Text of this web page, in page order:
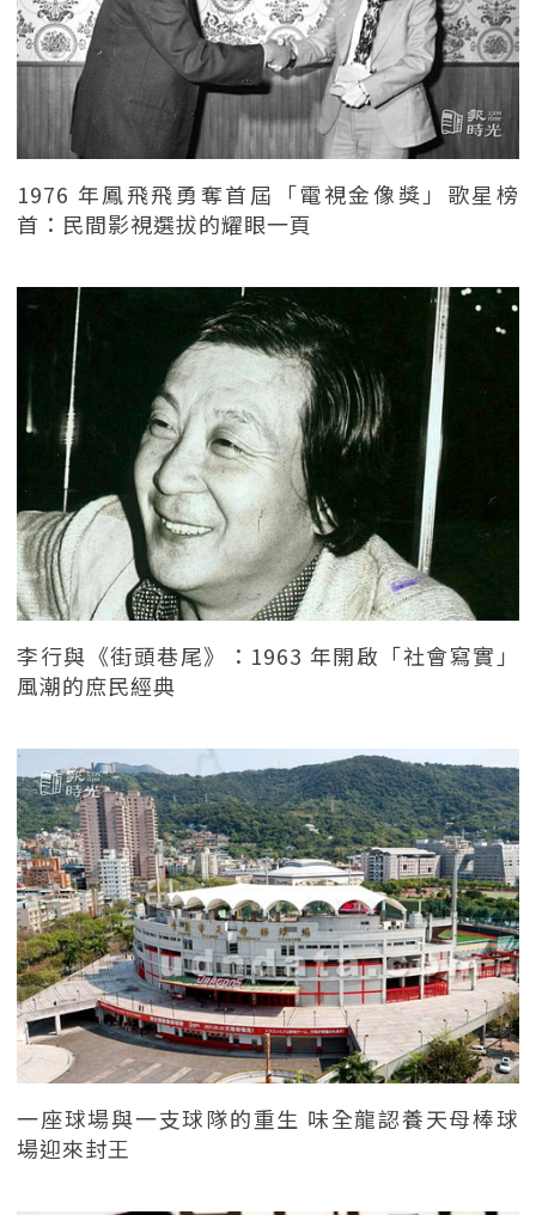
1976 年鳳飛飛勇奪首屆「電視金像獎」歌星榜
首：民間影視選拔的耀眼一頁
李行與《街頭巷尾》：1963 年開啟「社會寫實」
風潮的庶民經典
一座球場與一支球隊的重生 味全龍認養天母棒球
場迎來封王